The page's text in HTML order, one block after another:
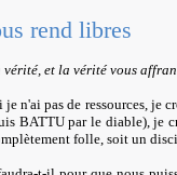
rend libres
vérité, et la vérité vous
je n'ai pas de ressources,
BATTU par le diable), je
folle, soit un